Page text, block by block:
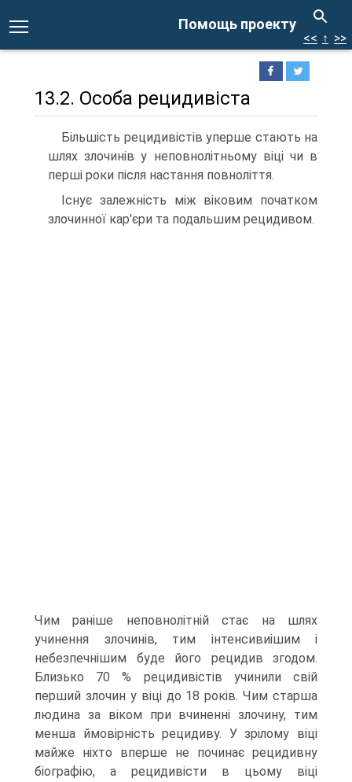
Помощь проекту
<< ↑ >>
13.2. Особа рецидивіста
Більшість рецидивістів уперше стають на
шлях злочинів у неповнолітньому віці чи в
перші роки після настання повноліття.
Існує залежність між віковим початком
злочинної кар'єри та подальшим рецидивом.
Чим раніше неповнолітній стає на шлях
учинення злочинів, тим інтенсивиішим і
небезпечнішим буде його рецидив згодом.
Близько 70 % рецидивістів учинили свій
перший злочин у віці до 18 років. Чим старша
людина за віком при вчиненні злочину, тим
менша ймовірність рецидиву. У зрілому віці
майже ніхто вперше не починає рецидивну
біографію, а рецидивісти в цьому віці